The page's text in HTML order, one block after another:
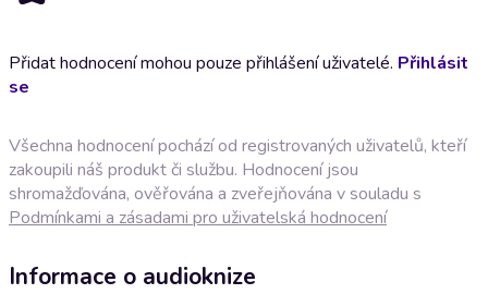
Přidat hodnocení mohou pouze přihlášení uživatelé. Přihlásit
se
Všechna hodnocení pochází od registrovaných uživatelů, kteří
zakoupili náš produkt či službu. Hodnocení jsou
shromažďována, ověřována a zveřejňována v souladu s
Podmínkami a zásadami pro uživatelská hodnocení
Informace o audioknize